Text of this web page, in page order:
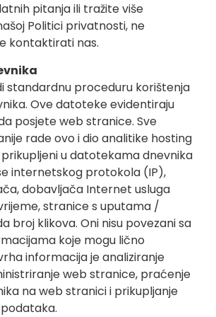
pitanja ili tražite više
Politici privatnosti, ne
kontaktirati nas.
standardnu ​​proceduru korištenja
Ove datoteke evidentiraju
posjete web stranice. Sve
rade ovo i dio analitike hosting
prikupljeni u datotekama dnevnika
internetskog protokola (IP),
dobavljača Internet usluga
stranice s uputama /
broj klikova. Oni nisu povezani sa
koje mogu lično
informacija je analiziranje
web stranice, praćenje
na web stranici i prikupljanje